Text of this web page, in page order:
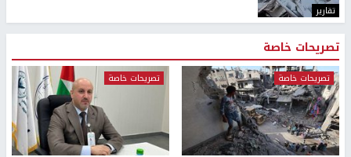
تقارير
تصريحات خاصة
تصريحات خاصة تصريحات خاصة